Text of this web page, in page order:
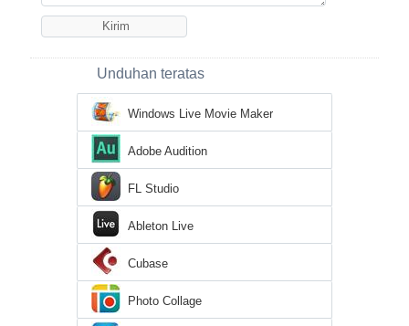
Unduhan teratas
Windows Live Movie Maker
Adobe Audition
FL Studio
Ableton Live
Cubase
Photo Collage